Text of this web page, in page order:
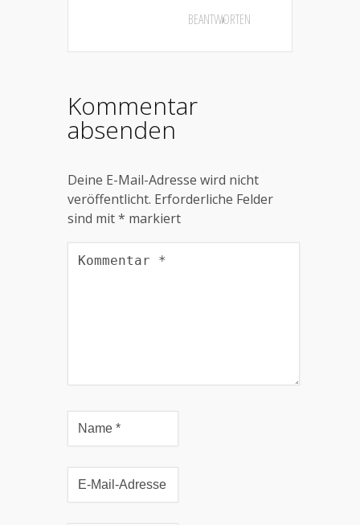
BEANTWORTEN
Kommentar
absenden
Deine E-Mail-Adresse wird nicht
veröffentlicht. Erforderliche Felder
sind mit* markiert